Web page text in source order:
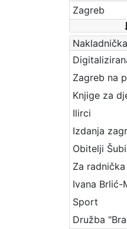
Zagreb
Knjige za
Ilirci
Za
Sport